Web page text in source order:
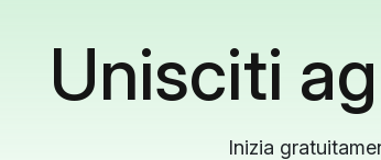
Unisciti
Inizia